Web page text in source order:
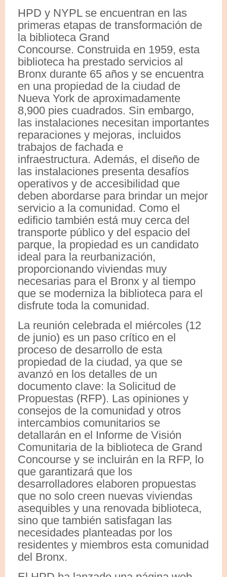
HPD y NYPL se encuentran en las
primeras etapas de transformación de
la biblioteca Grand
Concourse. Construida en 1959, esta
biblioteca ha prestado servicios al
Bronx durante 65 años y se encuentra
en una propiedad de la ciudad de
Nueva York de aproximadamente
8,900 pies cuadrados. Sin embargo,
las instalaciones necesitan importantes
reparaciones y mejoras, incluidos
trabajos de fachada e
infraestructura. Además, el diseño de
las instalaciones presenta desafíos
operativos y de accesibilidad que
deben abordarse para brindar un mejor
servicio a la comunidad. Como el
edificio también está muy cerca del
transporte público y del espacio del
parque, la propiedad es un candidato
ideal para la reurbanización,
proporcionando viviendas muy
necesarias para el Bronx y al tiempo
que se moderniza la biblioteca para el
disfrute toda la comunidad.
La reunión celebrada el miércoles (12
de junio) es un paso crítico en el
proceso de desarrollo de esta
propiedad de la ciudad, ya que se
avanzó en los detalles de un
documento clave: la Solicitud de
Propuestas (RFP). Las opiniones y
consejos de la comunidad y otros
intercambios comunitarios se
detallarán en el Informe de Visión
Comunitaria de la biblioteca de Grand
Concourse y se incluirán en la RFP, lo
que garantizará que los
desarrolladores elaboren propuestas
que no solo creen nuevas viviendas
asequibles y una renovada biblioteca,
sino que también satisfagan las
necesidades planteadas por los
residentes y miembros esta comunidad
del Bronx.